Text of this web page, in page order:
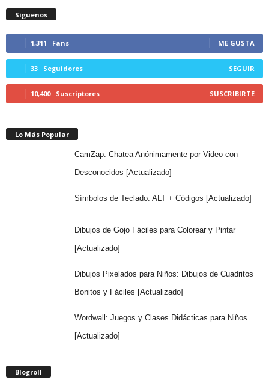
Síguenos
1,311 Fans ME GUSTA
33 Seguidores SEGUIR
10,400 Suscriptores SUSCRIBIRTE
Lo Más Popular
CamZap: Chatea Anónimamente por Video con
Desconocidos [Actualizado]
Símbolos de Teclado: ALT + Códigos [Actualizado]
Dibujos de Gojo Fáciles para Colorear y Pintar
[Actualizado]
Dibujos Pixelados para Niños: Dibujos de Cuadritos
Bonitos y Fáciles [Actualizado]
Wordwall: Juegos y Clases Didácticas para Niños
[Actualizado]
Blogroll